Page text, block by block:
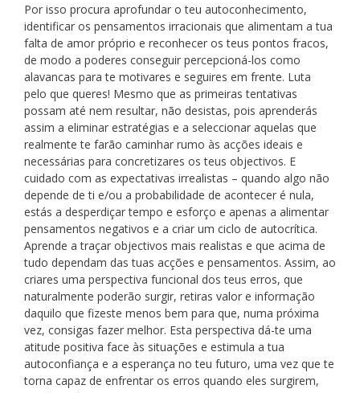
Por isso procura aprofundar o teu autoconhecimento,
identificar os pensamentos irracionais que alimentam a tua
falta de amor próprio e reconhecer os teus pontos fracos,
de modo a poderes conseguir percepcioná-los como
alavancas para te motivares e seguires em frente. Luta
pelo que queres! Mesmo que as primeiras tentativas
possam até nem resultar, não desistas, pois aprenderás
assim a eliminar estratégias e a seleccionar aquelas que
realmente te farão caminhar rumo às acções ideais e
necessárias para concretizares os teus objectivos. E
cuidado com as expectativas irrealistas – quando algo não
depende de ti e/ou a probabilidade de acontecer é nula,
estás a desperdiçar tempo e esforço e apenas a alimentar
pensamentos negativos e a criar um ciclo de autocrítica.
Aprende a traçar objectivos mais realistas e que acima de
tudo dependam das tuas acções e pensamentos. Assim, ao
criares uma perspectiva funcional dos teus erros, que
naturalmente poderão surgir, retiras valor e informação
daquilo que fizeste menos bem para que, numa próxima
vez, consigas fazer melhor. Esta perspectiva dá-te uma
atitude positiva face às situações e estimula a tua
autoconfiança e a esperança no teu futuro, uma vez que te
torna capaz de enfrentar os erros quando eles surgirem,